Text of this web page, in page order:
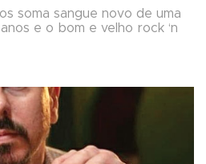
soma sangue novo de uma
e o bom e velho rock ‘n